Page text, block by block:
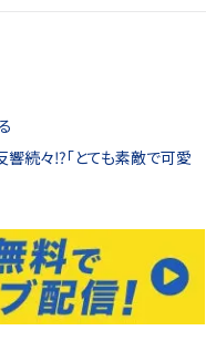
響続々⁉「とても素敵で可愛